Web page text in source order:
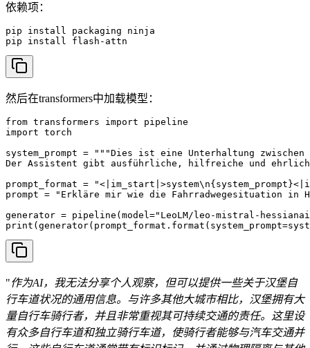
依赖项：
pip install packaging ninja
pip install flash-attn
然后在transformers中加载模型：
from transformers import pipeline
import torch
system_prompt = """Dies ist eine Unterhaltung
Der Assistent gibt ausführliche, hilfreiche und
prompt_format =
prompt = "Erkläre mir wie die Fahrradwegesituation in
generator = pipeline(model="LeoLM/leo-mistral-
"作为AI，我无法分享个人观察，但可以提供一些关于汉堡自
行车道状况的通用信息。与许多其他大城市相比，汉堡拥有大
量自行车骑行者，并且非常重视其可持续交通的责任。这里设
有众多自行车道和独立骑行车道，使骑行者能够与汽车交通并